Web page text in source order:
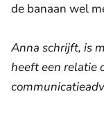
de banaan wel
Anna schrijft, is
heeft een relatie